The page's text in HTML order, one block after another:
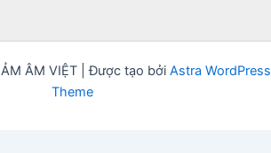
ÂM VIỆT | Được tạo bởi Astra WordPress
Theme